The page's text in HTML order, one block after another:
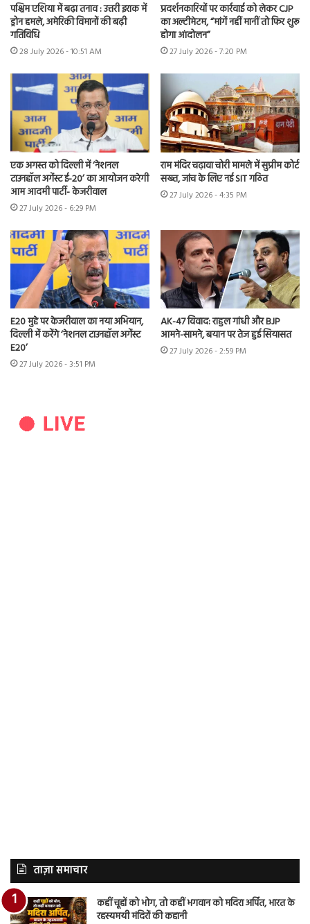
पश्चिम एशिया में बढ़ा तनाव : उत्तरी इराक में
ड्रोन हमले, अमेरिकी विमानों की बढ़ी
गतिविधि
28 July 2026 - 10:51 AM
प्रदर्शनकारियों पर कार्रवाई को लेकर CJP
का अल्टीमेटम, “मांगें नहीं मानीं तो फिर शुरू
होगा आंदोलन”
27 July 2026 - 7:20 PM
एक अगस्त को दिल्ली में ‘नेशनल
टाउनहॉल अगेंस्ट ई-20’ का आयोजन करेगी
आम आदमी पार्टी- केजरीवाल
27 July 2026 - 6:29 PM
राम मंदिर चढ़ावा चोरी मामले में सुप्रीम कोर्ट
सख्त, जांच के लिए नई SIT गठित
27 July 2026 - 4:35 PM
E20 मुद्दे पर केजरीवाल का नया अभियान,
दिल्ली में करेंगे ‘नेशनल टाउनहॉल अगेंस्ट
E20’
27 July 2026 - 3:51 PM
AK-47 विवाद: राहुल गांधी और BJP
आमने-सामने, बयान पर तेज हुई सियासत
27 July 2026 - 2:59 PM
ताज़ा समाचार
कहीं चूहों को भोग, तो कहीं भगवान को मदिरा अर्पित, भारत के
रहस्यमयी मंदिरों की कहानी